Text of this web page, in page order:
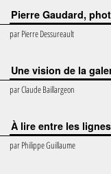
Pierre Gaudard,
parPierre Dessureault
Une vision de la
parClaude Baillargeon
À lire entre les
parPhilippe Guillaume